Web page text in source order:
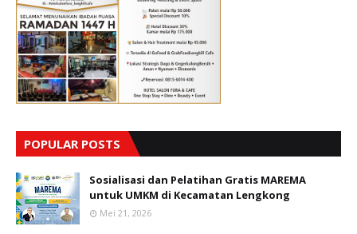
POPULAR POSTS
Sosialisasi dan Pelatihan Gratis MAREMA
untuk UMKM di Kecamatan Lengkong
Mei 21, 2026